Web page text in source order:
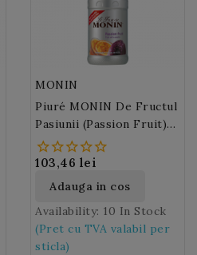
MONIN
Piuré MONIN De Fructul
Pasiunii (Passion Fruit)
100 Cl
103,46 lei
Adauga in cos
Availability: 10 In Stock
(Pret cu TVA valabil per
sticla)